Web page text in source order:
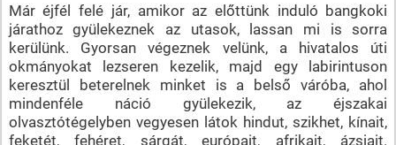
Már éjfél felé jár, amikor az előttünk induló bangkoki
járathoz gyülekeznek az utasok, lassan mi is sorra
kerülünk. Gyorsan végeznek velünk, a hivatalos úti
okmányokat lezseren kezelik, majd egy labirintuson
keresztül beterelnek minket is a belső váróba, ahol
mindenféle náció gyülekezik, az éjszakai
olvasztótégelyben vegyesen látok hindut, szikhet, kínait,
feketét, fehéret, sárgát, európait, afrikait, ázsiait.